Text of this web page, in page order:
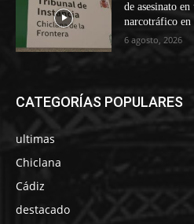
de asesinato
narcotráfico
6 agosto, 2026
CATEGORÍAS POPULARES
ultimas
Chiclana
Cádiz
destacado